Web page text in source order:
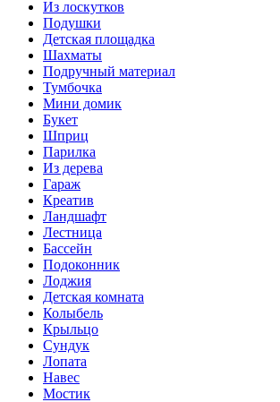
Из лоскутков
Подушки
Детская площадка
Шахматы
Подручный материал
Тумбочка
Мини домик
Букет
Шприц
Парилка
Из дерева
Гараж
Креатив
Ландшафт
Лестница
Бассейн
Подоконник
Лоджия
Детская комната
Колыбель
Крыльцо
Сундук
Лопата
Навес
Мостик